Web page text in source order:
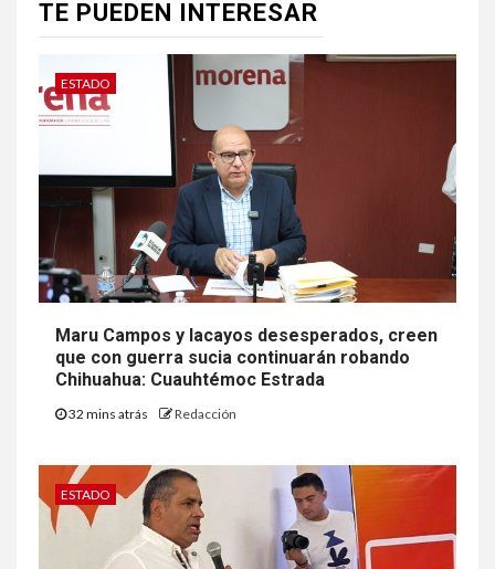
TE PUEDEN INTERESAR
ESTADO
Maru Campos y lacayos desesperados, creen
que con guerra sucia continuarán robando
Chihuahua: Cuauhtémoc Estrada
32 mins atrás Redacción
ESTADO